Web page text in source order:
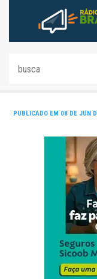
PUBLICADO EM 08 DE JUN